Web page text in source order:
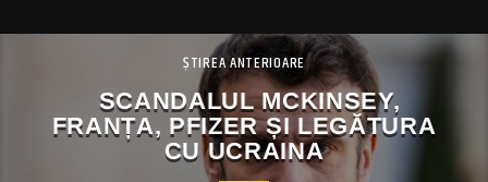
ȘTIREA ANTERIOARE
SCANDALUL MCKINSEY,
FRANȚA, PFIZER ȘI LEGĂTURA
CU UCRAINA